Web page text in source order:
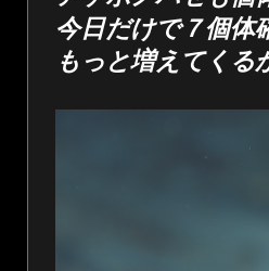
今日だけで７個体
もっと増えてくる